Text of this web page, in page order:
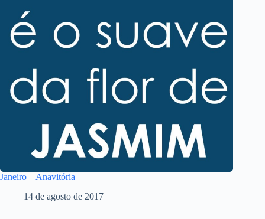
Janeiro – Anavitória
14 de agosto de 2017